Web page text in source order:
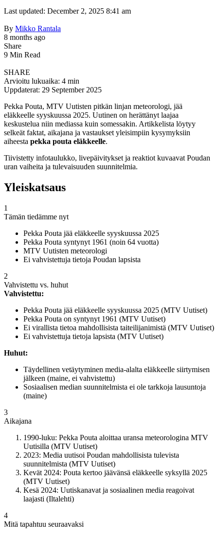
Last updated: December 2, 2025 8:41 am
By Mikko Rantala
8 months ago
Share
9 Min Read
SHARE
Arvioitu lukuaika: 4 min
Uppdaterat: 29 September 2025
Pekka Pouta, MTV Uutisten pitkän linjan meteorologi, jää
eläkkeelle syyskuussa 2025. Uutinen on herättänyt laajaa
keskustelua niin mediassa kuin somessakin. Artikkelista löytyy
selkeät faktat, aikajana ja vastaukset yleisimpiin kysymyksiin
aiheesta pekka pouta eläkkeelle.
Tiivistetty infotaulukko, livepäivitykset ja reaktiot kuvaavat Poudan
uran vaiheita ja tulevaisuuden suunnitelmia.
Yleiskatsaus
1
Tämän tiedämme nyt
Pekka Pouta jää eläkkeelle syyskuussa 2025
Pekka Pouta syntynyt 1961 (noin 64 vuotta)
MTV Uutisten meteorologi
Ei vahvistettuja tietoja Poudan lapsista
2
Vahvistettu vs. huhut
Vahvistettu:
Pekka Pouta jää eläkkeelle syyskuussa 2025 (MTV Uutiset)
Pekka Pouta on syntynyt 1961 (MTV Uutiset)
Ei virallista tietoa mahdollisista taiteilijanimistä (MTV Uutiset)
Ei vahvistettuja tietoja lapsista (MTV Uutiset)
Huhut:
Täydellinen vetäytyminen media-alalta eläkkeelle siirtymisen
jälkeen (maine, ei vahvistettu)
Sosiaalisen median suunnitelmista ei ole tarkkoja lausuntoja
(maine)
3
Aikajana
1990-luku: Pekka Pouta aloittaa uransa meteorologina MTV
Uutisilla (MTV Uutiset)
2023: Media uutisoi Poudan mahdollisista tulevista
suunnitelmista (MTV Uutiset)
Kevät 2024: Pouta kertoo jäävänsä eläkkeelle syksyllä 2025
(MTV Uutiset)
Kesä 2024: Uutiskanavat ja sosiaalinen media reagoivat
laajasti (Iltalehti)
4
Mitä tapahtuu seuraavaksi